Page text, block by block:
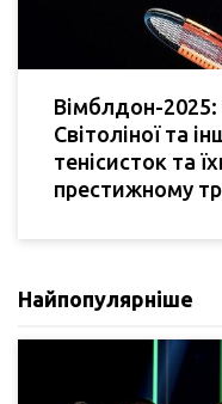
Вімблдон-2025:
Світоліної та
тенісисток та
престижному
Найпопулярніше